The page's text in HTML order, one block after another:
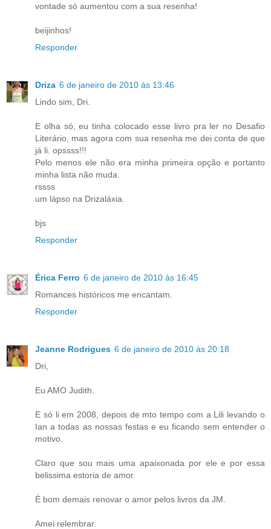
vontade só aumentou com a sua resenha!
beijinhos!
Responder
Driza 6 de janeiro de 2010 às 13:46
Lindo sim, Dri.
E olha só, eu tinha colocado esse livro pra ler no Desafio
Literário, mas agora com sua resenha me dei conta de que
já li. opssss!!!
Pelo menos ele não era minha primeira opção e portanto
minha lista não muda.
rssss
um lápso na Drizaláxia.
bjs
Responder
Érica Ferro 6 de janeiro de 2010 às 16:45
Romances históricos me encantam.
Responder
Jeanne Rodrigues 6 de janeiro de 2010 às 20:18
Dri,
Eu AMO Judith.
E só li em 2008, depois de mto tempo com a Lili levando o
Ian a todas as nossas festas e eu ficando sem entender o
motivo.
Claro que sou mais uma apaixonada por ele e por essa
belissima estoria de amor.
É bom demais renovar o amor pelos livros da JM.
Amei relembrar.